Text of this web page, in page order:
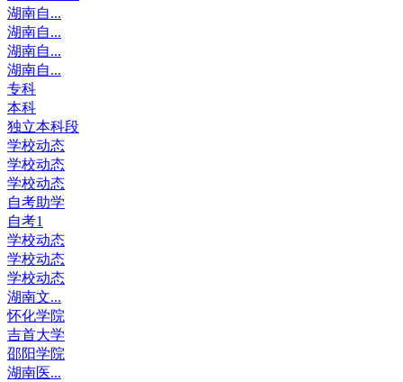
湖南自...
湖南自...
湖南自...
湖南自...
专科
本科
独立本科段
学校动态
学校动态
学校动态
自考助学
自考1
学校动态
学校动态
学校动态
湖南文...
怀化学院
吉首大学
邵阳学院
湖南医...